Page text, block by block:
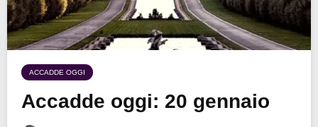
ACCADDE OGGI
Accadde oggi: 20 gennaio